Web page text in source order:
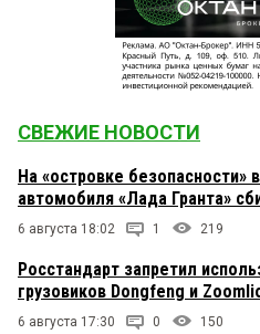
СВЕЖИЕ НОВОСТИ
На «островке безопасности»
автомобиля «Лада Гранта»
6 августа 18:02 1 219
Росстандарт запретил
грузовиков Dongfeng и
6 августа 17:30 0 150